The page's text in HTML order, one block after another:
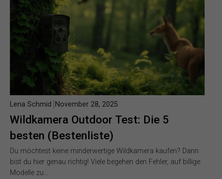
Wildkamera Outdoor Test: Die 5
besten (Bestenliste)
Lena Schmid November 28, 2025
Du möchtest keine minderwertige Wildkamera kaufen? Dann
bist du hier genau richtig! Viele begehen den Fehler, auf billige
Modelle zu…